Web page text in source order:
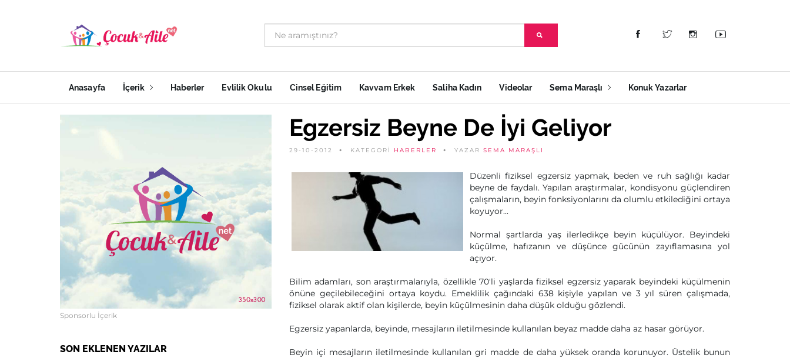
Anasayfa İçerik Haberler Evlilik Okulu Cinsel Eğitim Kavvam Erkek Saliha Kadın Videolar Sema Maraşlı Konuk Yazarlar
Sponsorlu İçerik
SON EKLENEN YAZILAR
Egzersiz Beyne De İyi Geliyor
29-10-2012 KATEGORİ HABERLER YAZAR SEMA MARAŞLI
Düzenli fiziksel egzersiz yapmak, beden ve ruh sağlığı kadar
beyne de faydalı. Yapılan araştırmalar, kondisyonu güçlendiren
çalışmaların, beyin fonksiyonlarını da olumlu etkilediğini ortaya
koyuyor...
Normal şartlarda yaş ilerledikçe beyin küçülüyor. Beyindeki
küçülme, hafızanın ve düşünce gücünün zayıflamasına yol
açıyor.
Bilim adamları, son araştırmalarıyla, özellikle 70'li yaşlarda fiziksel egzersiz yaparak beyindeki küçülmenin
önüne geçilebileceğini ortaya koydu. Emeklilik çağındaki 638 kişiyle yapılan ve 3 yıl süren çalışmada,
fiziksel olarak aktif olan kişilerde, beyin küçülmesinin daha düşük olduğu gözlendi.
Egzersiz yapanlarda, beyinde, mesajların iletilmesinde kullanılan beyaz madde daha az hasar görüyor.
Beyin içi mesajların iletilmesinde kullanılan gri madde de daha yüksek oranda korunuyor. Üstelik bunun